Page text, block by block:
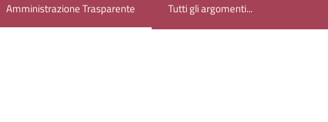
Amministrazione Trasparente
Menu selezionato Tutti gli argomenti...